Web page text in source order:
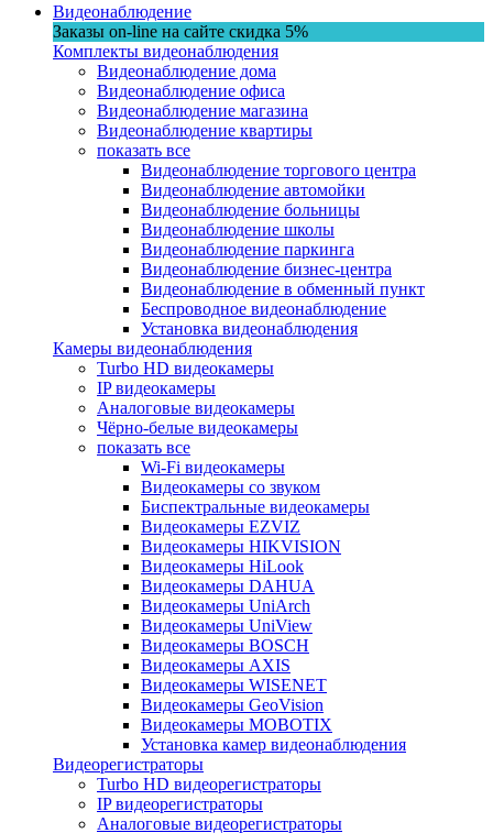
Видеонаблюдение
Заказы on-line на сaйте скидка 5%
Комплекты видеонаблюдения
Видеонаблюдение дома
Видеонаблюдение офиса
Видеонаблюдение магазина
Видеонаблюдение квартиры
показать все
Видеонаблюдение торгового центра
Видеонаблюдение автомойки
Видеонаблюдение больницы
Видеонаблюдение школы
Видеонаблюдение паркинга
Видеонаблюдение бизнес-центра
Видеонаблюдение в обменный пункт
Беспроводное видеонаблюдение
Установка видеонаблюдения
Камеры видеонаблюдения
Turbo HD видеокамеры
IP видеокамеры
Аналоговые видеокамеры
Чёрно-белые видеокамеры
показать все
Wi-Fi видеокамеры
Видеокамеры со звуком
Биспектральные видеокамеры
Видеокамеры EZVIZ
Видеокамеры HIKVISION
Видеокамеры HiLook
Видеокамеры DAHUA
Видеокамеры UniArch
Видеокамеры UniView
Видеокамеры BOSCH
Видеокамеры AXIS
Видеокамеры WISENET
Видеокамеры GeoVision
Видеокамеры MOBOTIX
Установка камер видеонаблюдения
Видеорегистраторы
Turbo HD видеорегистраторы
IP видеорегистраторы
Аналоговые видеорегистраторы